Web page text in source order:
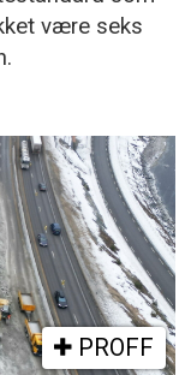
være seks
PROFF